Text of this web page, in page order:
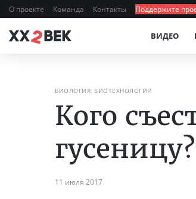
О проекте Команда Контакты Поддержите
ВИДЕО
БИОЛОГИЯ, БИОТЕХНОЛОГИИ
Кого
гусеницу?
11 июля 2017